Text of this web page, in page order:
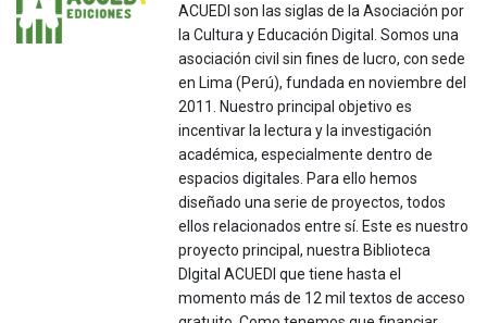
ACUEDI son las siglas de la Asociación por
la Cultura y Educación Digital. Somos una
asociación civil sin fines de lucro, con sede
en Lima (Perú), fundada en noviembre del
2011. Nuestro principal objetivo es
incentivar la lectura y la investigación
académica, especialmente dentro de
espacios digitales. Para ello hemos
diseñado una serie de proyectos, todos
ellos relacionados entre sí. Este es nuestro
proyecto principal, nuestra Biblioteca
DIgital ACUEDI que tiene hasta el
momento más de 12 mil textos de acceso